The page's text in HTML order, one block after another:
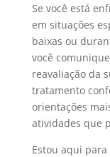
Se você está
em situações
baixas ou
você
reavaliação da
tratamento
orientações
atividades que
Estou aqui